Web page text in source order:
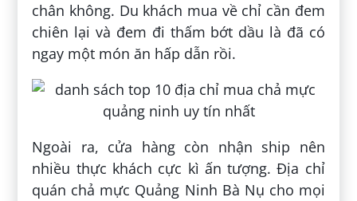
chân không. Du khách mua về chỉ cần đem
chiên lại và đem đi thấm bớt dầu là đã có
ngay một món ăn hấp dẫn rồi.
Ngoài ra, cửa hàng còn nhận ship nên
nhiều thực khách cực kì ấn tượng. Địa chỉ
quán chả mực Quảng Ninh Bà Nụ cho mọi